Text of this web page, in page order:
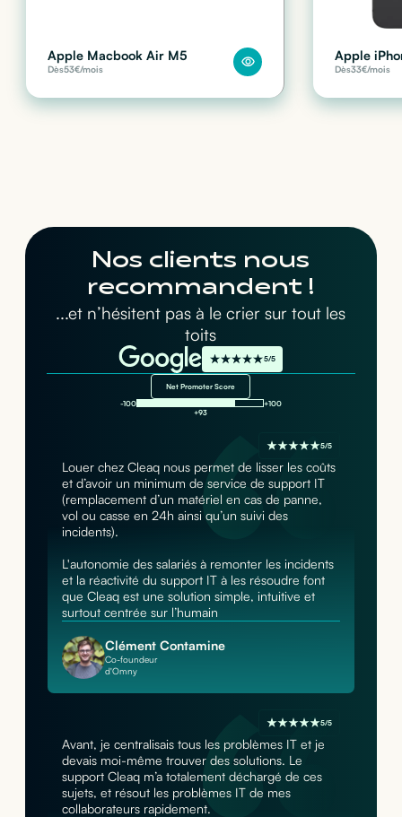
Apple Macbook Air M5
Dès53€/mois
Apple
Dès33€/mois
Nos clients nous
recommandent !
...et n’hésitent pas à le crier sur tout les
toits
5/5
Net Promoter Score
-100
+100
+93
5/5
Louer chez Cleaq nous permet de lisser les coûts
et d’avoir un minimum de service de support IT
(remplacement d’un matériel en cas de panne,
vol ou casse en 24h ainsi qu’un suivi des
incidents).
L'autonomie des salariés à remonter les incidents
et la réactivité du support IT à les résoudre font
que Cleaq est une solution simple, intuitive et
surtout centrée sur l’humain
Clément Contamine
Co-foundeur
d'Omny
5/5
Avant, je centralisais tous les problèmes IT et je
devais moi-même trouver des solutions. Le
support Cleaq m’a totalement déchargé de ces
sujets, et résout les problèmes IT de mes
collaborateurs rapidement.